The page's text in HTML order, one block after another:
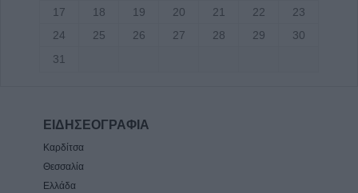
17
18 19 20 21 22
23
24
25 26 27 28 29
30
31
ΕΙΔΗΣΕΟΓΡΑΦΙΑ
Καρδίτσα
Θεσσαλία
Ελλάδα